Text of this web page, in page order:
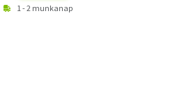
1 - 2 munkanap